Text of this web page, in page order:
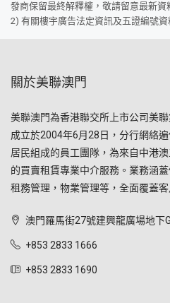
發商保留最終解釋權，敬請留意最新資
2) 有關樓宇廣告法定資訊及五證編號
關於美聯澳門
美聯澳門為香港聯交所上市公司美
成立於2004年6月28日，分行網絡
居民組成的員工團隊，為來自中港
的買賣租賃專業中介服務。業務涵
租務管理，物業管理等，全面覆蓋客
澳門羅馬街27號建興龍廣場地下
+853 2833 1666
+853 2833 1690